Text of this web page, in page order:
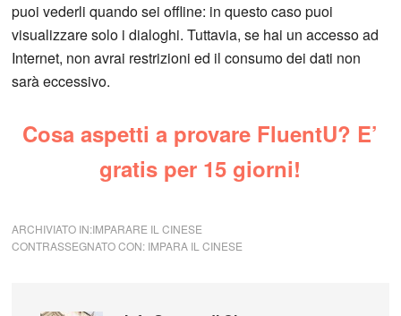
puoi vederli quando sei offline: in questo caso puoi
visualizzare solo i dialoghi. Tuttavia, se hai un accesso ad
Internet, non avrai restrizioni ed il consumo dei dati non
sarà eccessivo.
Cosa aspetti a provare FluentU? E’
gratis per 15 giorni!
ARCHIVIATO IN:IMPARARE IL CINESE
CONTRASSEGNATO CON: IMPARA IL CINESE